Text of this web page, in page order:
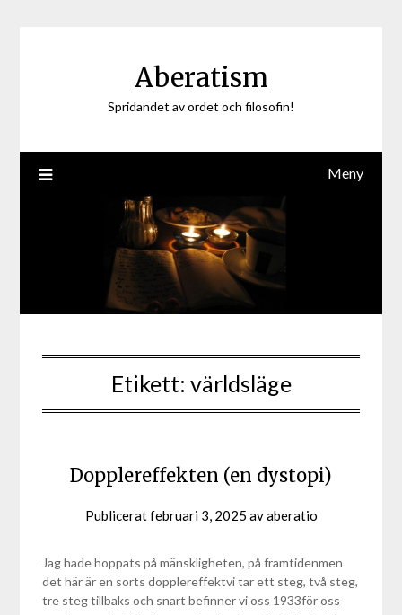
Aberatism
Spridandet av ordet och filosofin!
Meny
Etikett: världsläge
Dopplereffekten (en dystopi)
Publiceratfebruari 3, 2025 avaberatio
Jag hade hoppats på mänskligheten, på framtidenmen
det här är en sorts dopplereffektvi tar ett steg, två steg,
tre steg tillbaks och snart befinner vi oss 1933för oss